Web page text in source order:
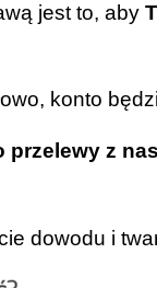
jest to, aby
konto
przelewy z
dowodu i